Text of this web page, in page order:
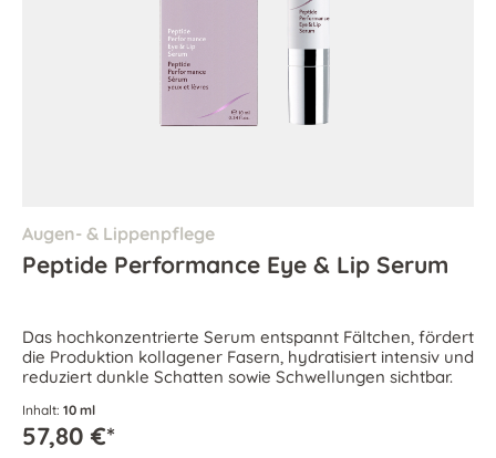
Augen- & Lippenpflege
Peptide Performance Eye & Lip Serum
Das hochkonzentrierte Serum entspannt Fältchen, fördert
die Produktion kollagener Fasern, hydratisiert intensiv und
reduziert dunkle Schatten sowie Schwellungen sichtbar.
Inhalt: 10 ml
57,80 €*